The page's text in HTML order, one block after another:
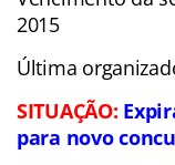
2015
Última
SITUAÇÃO:
para novo